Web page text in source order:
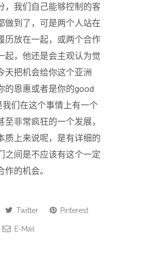
，我们自己能够控制的客
做到了，可是两个人站在
历放在一起，或两个合作
起，他还是会主观认为觉
天把机会给你这个亚洲
的恩惠或者是你的good
们在这个事情上有一个
非常疯狂的一个发展，
质上来说呢，是有详细的
之间是不应该有这个一定
的机会。
Twitter Pinterest
E-Mail